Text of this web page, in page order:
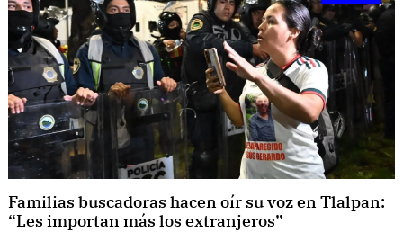
Familias buscadoras hacen oír su voz en Tlalpan:
“Les importan más los extranjeros”